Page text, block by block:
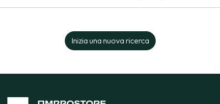
Inizia una nuova ricerca